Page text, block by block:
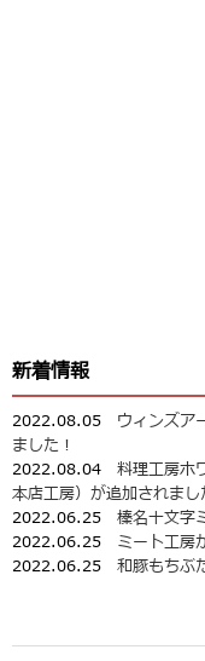
新着情報
2022.08.05 ウィンズア
ました！
2022.08.04 料理工房ホ
本店工房）が追加されまし
2022.06.25 榛名十文字
2022.06.25 ミート工房
2022.06.25 和豚もちぶ